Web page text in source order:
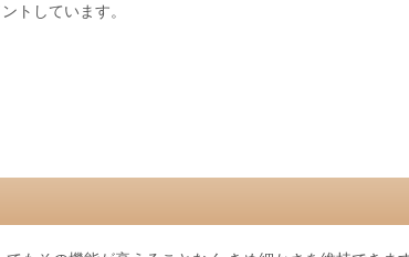
トしています。